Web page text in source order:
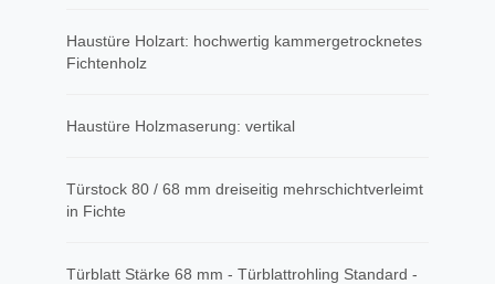
Haustüre Holzart: hochwertig kammergetrocknetes
Fichtenholz
Haustüre Holzmaserung: vertikal
Türstock 80 / 68 mm dreiseitig mehrschichtverleimt
in Fichte
Türblatt Stärke 68 mm - Türblattrohling Standard -